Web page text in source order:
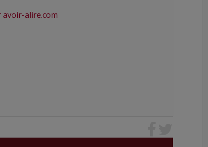
avoir-alire.com